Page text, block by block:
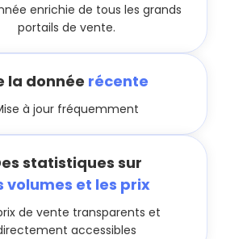
enrichie de tous les grands
portails de vente.
la donnée récente
à jour fréquemment
statistiques sur
volumes et les prix
de vente transparents et
accessibles